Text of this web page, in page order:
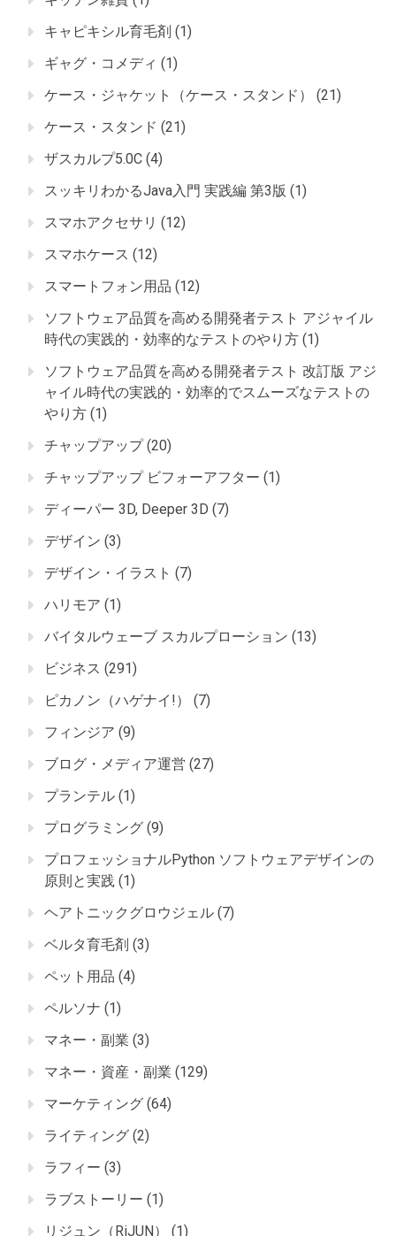
キャピキシル育毛剤 (1)
ギャグ・コメディ (1)
ケース・ジャケット（ケース・スタンド）
(21)
ケース・スタンド (21)
ザスカルプ5.0C (4)
スッキリわかるJava入門 実践編 第3版 (1)
スマホアクセサリ (12)
スマホケース (12)
スマートフォン用品 (12)
ソフトウェア品質を高める開発者テスト アジャイル
時代の実践的・効率的なテストのやり方 (1)
ソフトウェア品質を高める開発者テスト 改訂版 アジ
ャイル時代の実践的・効率的でスムーズなテストの
やり方 (1)
チャップアップ(20)
チャップアップ ビフォーアフター (1)
ディーパー 3D, Deeper 3D (7)
デザイン (3)
デザイン・イラスト (7)
ハリモア (1)
バイタルウェーブ スカルプローション (13)
ビジネス (291)
ピカノン（ハゲナイ!）
(7)
フィンジア (9)
ブログ・メディア運営 (27)
プランテル (1)
プログラミング (9)
プロフェッショナルPython ソフトウェアデザインの
原則と実践 (1)
ヘアトニックグロウジェル (7)
ベルタ育毛剤 (3)
ペット用品 (4)
ペルソナ (1)
マネー・副業 (3)
マネー・資産・副業 (129)
マーケティング (64)
ライティング (2)
ラフィー (3)
ラブストーリー (1)
リジュン（RiJUN）
(1)